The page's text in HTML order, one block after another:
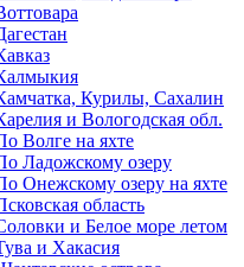
Курилы, Сахалин
и Вологодская обл.
Волге на яхте
Ладожскому озеру
Онежскому озеру на яхте
область
и Белое море летом
и Хакасия